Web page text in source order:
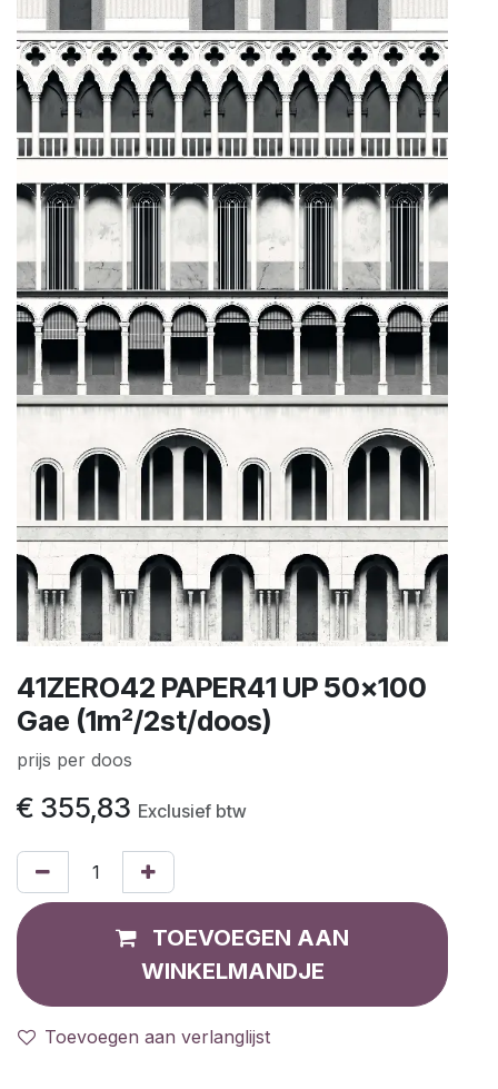
41ZERO42 PAPER41 UP 50x100
Gae (1m²/2st/doos)
prijs per doos
€ 355,83 Exclusief btw
TOEVOEGEN AAN
WINKELMANDJE
Toevoegen aan verlanglijst